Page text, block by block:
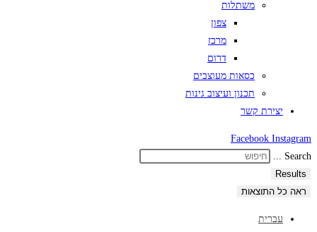
משתלות
צפון
מרכז
דרום
כסאות מעוצבים
תכנון ועיצוב גינות
יצירת קשר
Facebook Instagram
Search ...
Results
ראה כל התוצאות
עברית